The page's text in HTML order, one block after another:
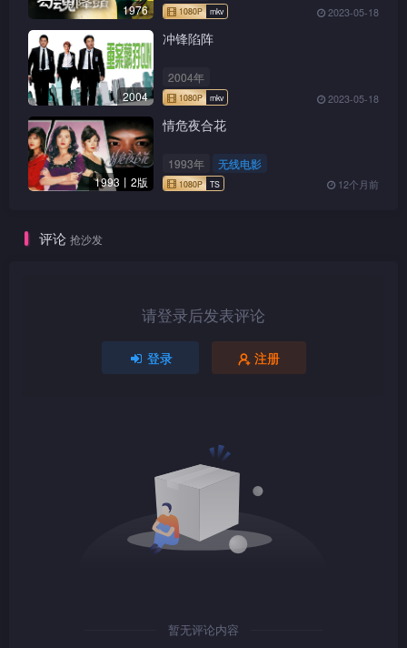
TS
1080P
1976 2023-05-18
2004
冲锋陷阵
2004年
2023-05-18
1993丨2版
情危夜合花
1993年 无线电影
12个月前
评论 抢沙发
请登录后发表评论
登录 注册
暂无评论内容